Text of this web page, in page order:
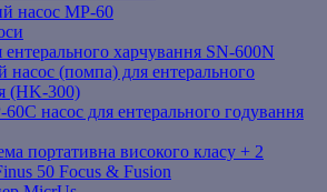
насос MP-60
ентерального харчування SN-600N
(помпа) для ентерального
(HK-300)
60C насос для ентерального годування
портативна високого класу + 2
50 Focus & Fusion